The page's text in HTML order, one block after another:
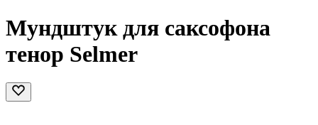
Мундштук для саксофона
тенор Selmer